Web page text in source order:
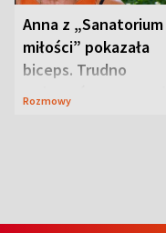
Anna z „Sanatorium
miłości” pokazała
biceps. Trudno
uwierzyć, co przeszła
Rozmowy